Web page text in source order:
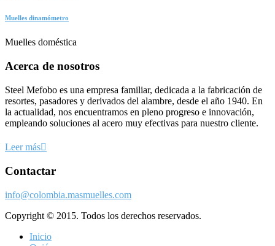
Muelles dinamómetro
Muelles doméstica
Acerca de nosotros
Steel Mefobo es una empresa familiar, dedicada a la fabricación de
resortes, pasadores y derivados del alambre, desde el año 1940. En
la actualidad, nos encuentramos en pleno progreso e innovación,
empleando soluciones al acero muy efectivas para nuestro cliente.
Leer más
Contactar
info@colombia.masmuelles.com
Copyright © 2015. Todos los derechos reservados.
Inicio